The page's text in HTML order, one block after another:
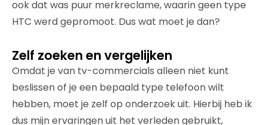
ook dat was puur merkreclame, waarin geen type
HTC werd gepromoot. Dus wat moet je dan?
Zelf zoeken en vergelijken
Omdat je van tv-commercials alleen niet kunt
beslissen of je een bepaald type telefoon wilt
hebben, moet je zelf op onderzoek uit. Hierbij heb ik
dus mijn ervaringen uit het verleden gebruikt,